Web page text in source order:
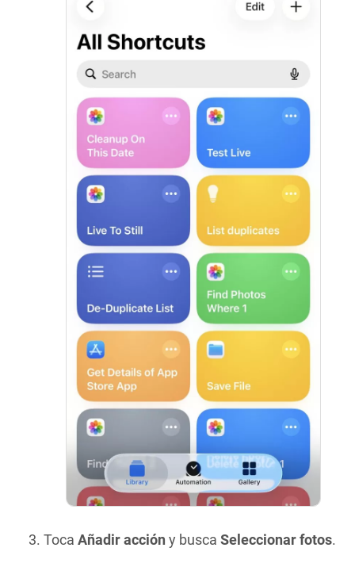
Toca Añadir acción y busca Seleccionar fotos.